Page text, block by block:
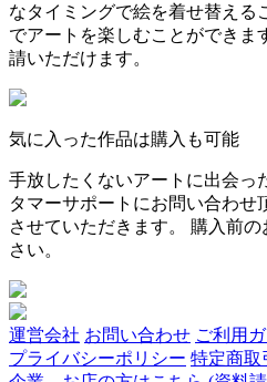
なタイミングで絵を着せ替える
でアートを楽しむことができま
請いただけます。
気に入った作品は購入も可能
手放したくないアートに出会っ
タマーサポートにお問い合わせ
させていただきます。 購入前
さい。
運営会社 お問い合わせ ご利用
プライバシーポリシー 特定商取